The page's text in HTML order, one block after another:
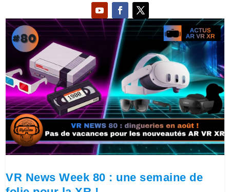
VR News Week 80 : une semaine de